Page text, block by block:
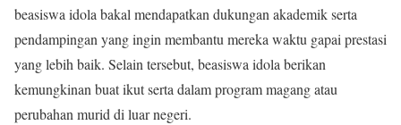
beasiswa idola bakal mendapatkan dukungan akademik serta
pendampingan yang ingin membantu mereka waktu gapai prestasi
yang lebih baik. Selain tersebut, beasiswa idola berikan
kemungkinan buat ikut serta dalam program magang atau
perubahan murid di luar negeri.